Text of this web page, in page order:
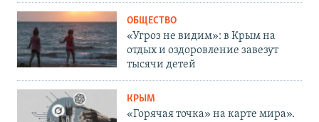
ОБЩЕСТВО
«Угроз не видим»: в Крым на
отдых и оздоровление завезут
тысячи детей
КРЫМ
«Горячая точка» на карте мира».